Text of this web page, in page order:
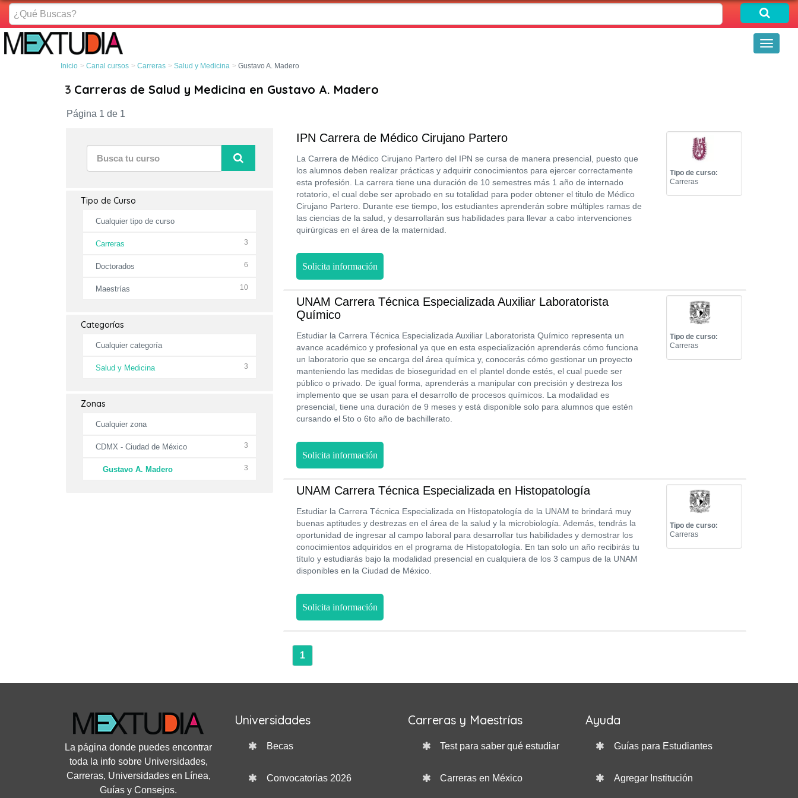
¿Qué
Buscas?
Toggle
Inicio Canal cursos Carreras Salud y Medicina Gustavo A. Madero
3 Carreras de Salud y Medicina en Gustavo A. Madero
Página 1 de 1
Tipo de Curso
Cualquier tipo de curso
Carreras 3
Doctorados 6
Maestrías 10
Categorías
Cualquier categoría
Salud y Medicina 3
Zonas
Cualquier zona
CDMX - Ciudad de México 3
Gustavo A. Madero 3
IPN Carrera de Médico Cirujano Partero
La Carrera de Médico Cirujano Partero del IPN se cursa de manera presencial, puesto que
los alumnos deben realizar prácticas y adquirir conocimientos para ejercer correctamente
esta profesión. La carrera tiene una duración de 10 semestres más 1 año de internado
rotatorio, el cual debe ser aprobado en su totalidad para poder obtener el titulo de Médico
Cirujano Partero. Durante ese tiempo, los estudiantes aprenderán sobre múltiples ramas de
las ciencias de la salud, y desarrollarán sus habilidades para llevar a cabo intervenciones
quirúrgicas en el área de la maternidad.
Tipo de curso:
Carreras
Solicita información
UNAM Carrera Técnica Especializada Auxiliar Laboratorista
Químico
Estudiar la Carrera Técnica Especializada Auxiliar Laboratorista Químico representa un
avance académico y profesional ya que en esta especialización aprenderás cómo funciona
un laboratorio que se encarga del área química y, conocerás cómo gestionar un proyecto
manteniendo las medidas de bioseguridad en el plantel donde estés, el cual puede ser
público o privado. De igual forma, aprenderás a manipular con precisión y destreza los
implemento que se usan para el desarrollo de procesos químicos. La modalidad es
presencial, tiene una duración de 9 meses y está disponible solo para alumnos que estén
cursando el 5to o 6to año de bachillerato.
Tipo de curso:
Carreras
Solicita información
UNAM Carrera Técnica Especializada en Histopatología
Estudiar la Carrera Técnica Especializada en Histopatología de la UNAM te brindará muy
buenas aptitudes y destrezas en el área de la salud y la microbiología. Además, tendrás la
oportunidad de ingresar al campo laboral para desarrollar tus habilidades y demostrar los
conocimientos adquiridos en el programa de Histopatología. En tan solo un año recibirás tu
título y estudiarás bajo la modalidad presencial en cualquiera de los 3 campus de la UNAM
disponibles en la Ciudad de México.
Tipo de curso:
Carreras
Solicita información
1
La página donde puedes encontrar
toda la info sobre Universidades,
Carreras, Universidades en Línea,
Guías y Consejos.
Universidades
Becas
Convocatorias 2026
Carreras y Maestrías
Test para saber qué estudiar
Carreras en México
Ayuda
Guías para Estudiantes
Agregar Institución